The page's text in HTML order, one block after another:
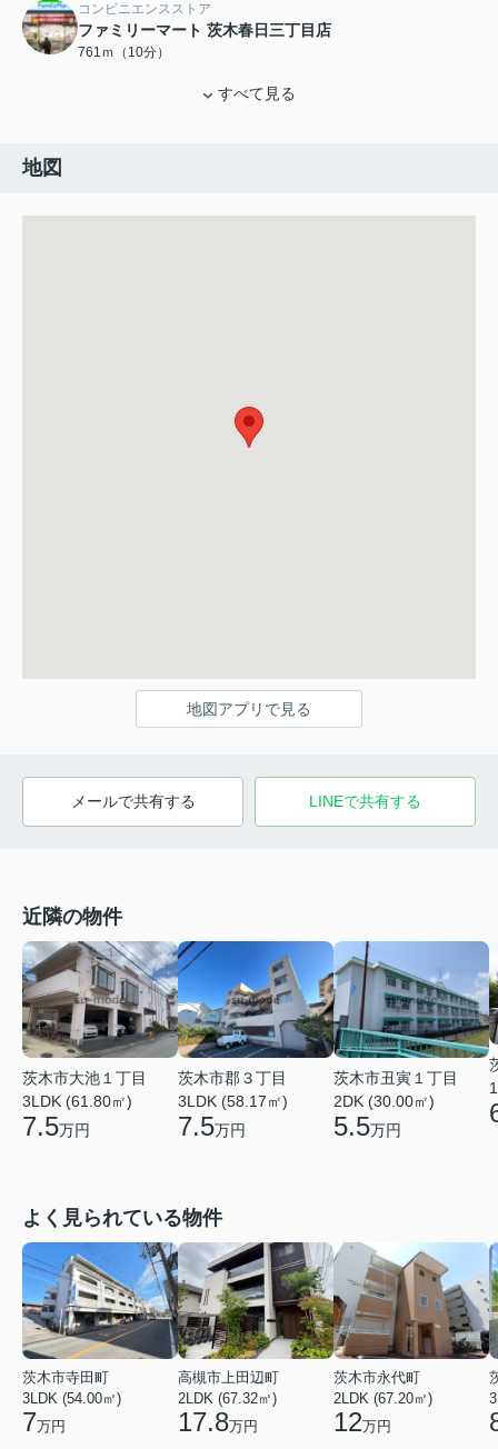
コンビニエンスストア
ファミリーマート 茨木春日三丁目店
761ｍ（10分）
すべて見る
地図
地図アプリで見る
メールで共有する LINEで共有する
近隣の物件
茨木市大池１丁目
3LDK (61.80㎡)
7.5万円
茨木市郡３丁目
3LDK (58.17㎡)
7.5万円
茨木市丑寅１丁目
2DK (30.00㎡)
5.5万円
よく見られている物件
茨木市寺田町
3LDK (54.00㎡)
7万円
高槻市上田辺町
2LDK (67.32㎡)
17.8万円
茨木市永代町
2LDK (67.20㎡)
12万円